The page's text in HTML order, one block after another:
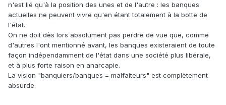
n'est lié qu'à la position des unes et de l'autre : les banques
actuelles ne peuvent vivre qu'en étant totalement à la botte de
l'état.
On ne doit dès lors absolument pas perdre de vue que, comme
d'autres l'ont mentionné avant, les banques existeraient de toute
façon indépendamment de l'état dans une société plus libérale,
et à plus forte raison en anarcapie.
La vision "banquiers/banques = malfaiteurs" est complètement
absurde.